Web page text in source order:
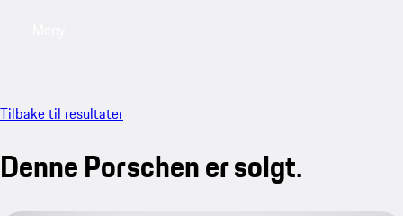
Tilbake til resultater
Denne Porschen er solgt.